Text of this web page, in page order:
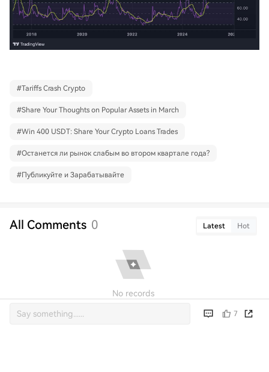
#Tariffs Crash Crypto
#Share Your Thoughts on Popular Assets in March
#Win 400 USDT: Share Your Crypto Loans Trades
#Останется ли рынок слабым во втором квартале года?
#Публикуйте и Зарабатывайте
All Comments 0 Latest Hot
No records
7